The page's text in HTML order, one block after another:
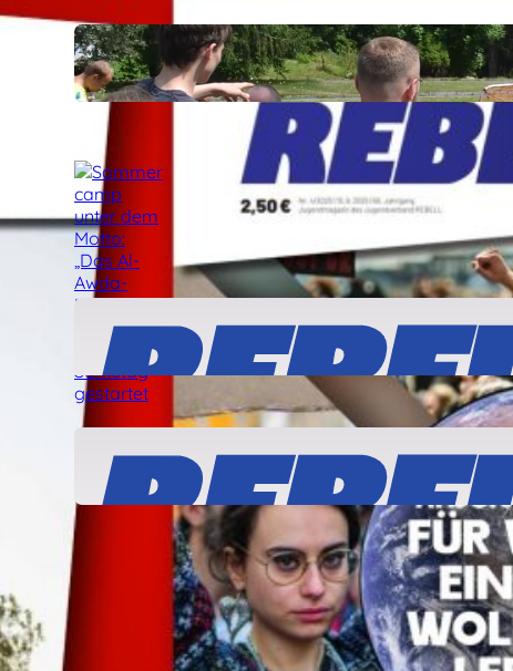
Ein paar Eindrücke vom Sportfest
auf dem Sommercamp
29 Juli, 2026
Sommercamp unter dem Motto:
„Das Al-Awda-Krankenhaus wird
leben!“ am Samstag gestartet
24 Juli, 2026
Was ist dran am angeblichen „linken
22 Juli, 2026